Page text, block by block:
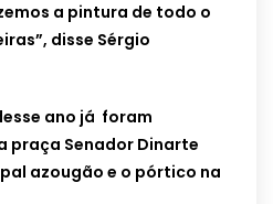
a pintura de todo o
disse Sérgio
ano já foram
praça Senador Dinarte
azougão e o pórtico na